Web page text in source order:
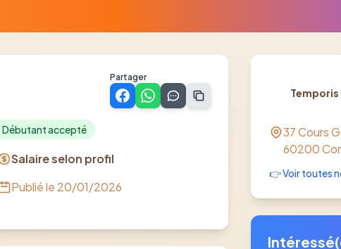
Partager
Débutant accepté
Salaire selon profil
Publié le 20/01/2026
Temporis
37 Cours
60200
👉 Voir toutes